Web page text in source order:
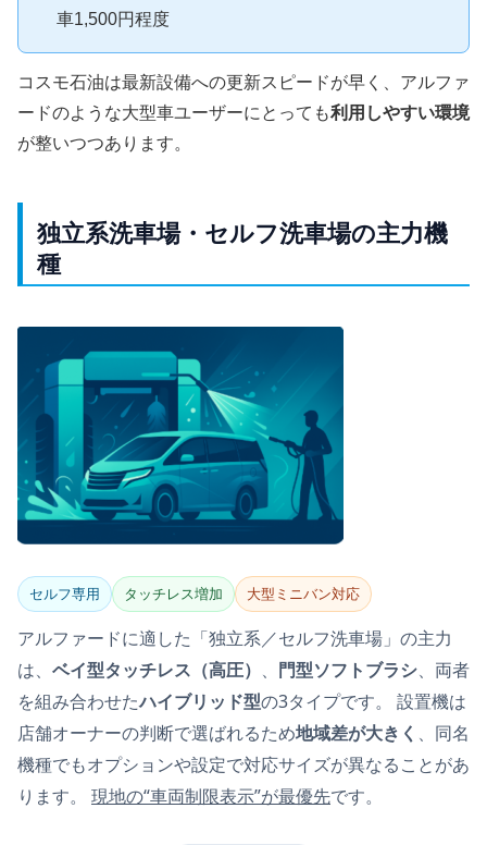
車1,500円程度
コスモ石油は最新設備への更新スピードが早く、アルファ
ードのような大型車ユーザーにとっても利用しやすい環境
が整いつつあります。
独立系洗車場・セルフ洗車場の主力機
種
セルフ専用 タッチレス増加 大型ミニバン対応
アルファードに適した「独立系／セルフ洗車場」の主力
は、 ベイ型タッチレス（高圧） 、 門型ソフトブラシ、両者
を組み合わせたハイブリッド型の3タイプです。 設置機は
店舗オーナーの判断で選ばれるため地域差が大きく 、同名
機種でもオプションや設定で対応サイズが異なることがあ
ります。 現地の“車両制限表示”が最優先です。